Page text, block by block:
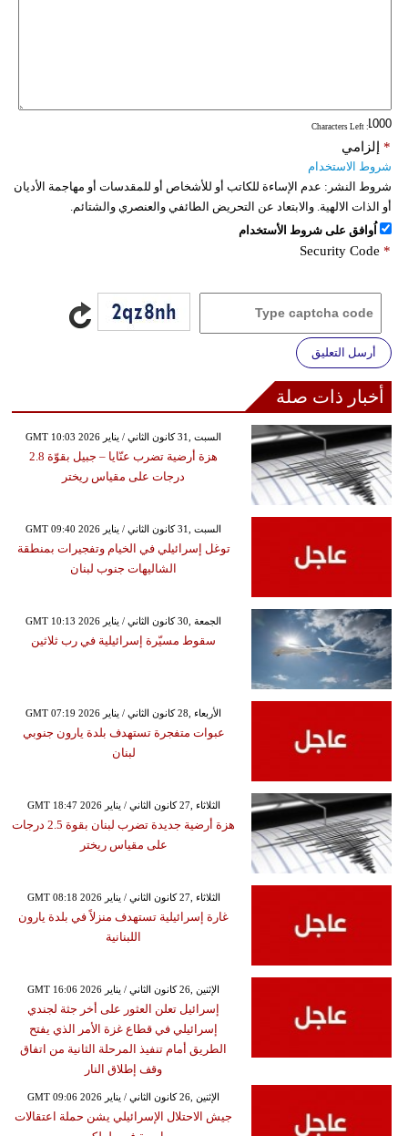
: Characters Left
إلزامي *
شروط الاستخدام
شروط النشر: عدم الإساءة للكاتب أو للأشخاص أو للمقدسات أو مهاجمة الأديان
أو الذات الالهية. والابتعاد عن التحريض الطائفي والعنصري والشتائم.
اُوافق على شروط الأستخدام
Security Code *
أرسل التعليق
أخبار ذات صلة
GMT 10:03 2026 السبت ,31 كانون الثاني / يناير
هزة أرضية تضرب عنّايا – جبيل بقوّة 2.8
درجات على مقياس ريختر
GMT 09:40 2026 السبت ,31 كانون الثاني / يناير
توغل إسرائيلي في الخيام وتفجيرات بمنطقة
الشاليهات جنوب لبنان
GMT 10:13 2026 الجمعة ,30 كانون الثاني / يناير
سقوط مسيّرة إسرائيلية في رب ثلاثين
GMT 07:19 2026 الأربعاء ,28 كانون الثاني / يناير
عبوات متفجرة تستهدف بلدة يارون جنوبي
لبنان
GMT 18:47 2026 الثلاثاء ,27 كانون الثاني / يناير
هزة أرضية جديدة تضرب لبنان بقوة 2.5 درجات
على مقياس ريختر
GMT 08:18 2026 الثلاثاء ,27 كانون الثاني / يناير
غارة إسرائيلية تستهدف منزلاً في بلدة يارون
اللبنانية
GMT 16:06 2026 الإثنين ,26 كانون الثاني / يناير
إسرائيل تعلن العثور على أخر جثة لجندي
إسرائيلي في قطاع غزة الأمر الذي يفتح
الطريق أمام تنفيذ المرحلة الثانية من اتفاق
وقف إطلاق النار
GMT 09:06 2026 الإثنين ,26 كانون الثاني / يناير
جيش الاحتلال الإسرائيلي يشن حملة اعتقالات